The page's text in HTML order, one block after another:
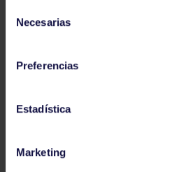
Necesarias
Preferencias
Estadística
Marketing
ÚLTIMOS